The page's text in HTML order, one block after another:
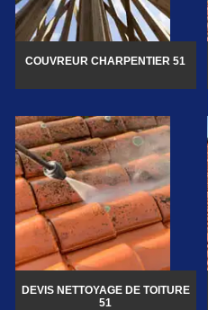
COUVREUR CHARPENTIER 51
DEVIS NETTOYAGE DE TOITURE
51